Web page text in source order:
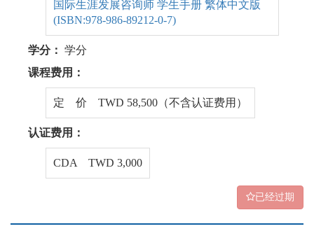
国际生涯发展咨询师 学生手册 繁体中文版
(ISBN:978-986-89212-0-7)
学分： 学分
课程费用：
定 价 TWD 58,500（不含认证费用）
认证费用：
CDA TWD 3,000
已经过期